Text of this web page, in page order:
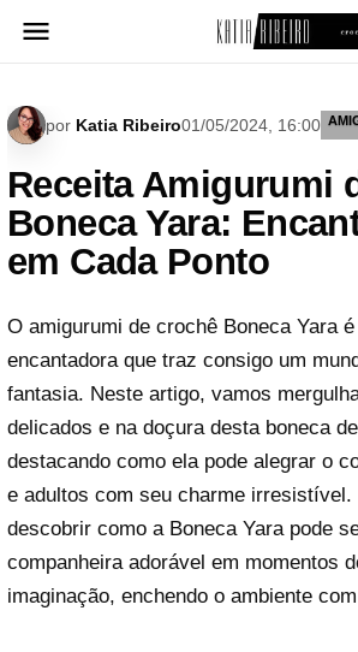
para
por Katia Ribeiro01/05/2024, 16:00
Receita Amigurumi
Boneca Yara:
em Cada Ponto
O amigurumi de crochê Boneca Yara
encantadora que traz consigo um
fantasia. Neste artigo, vamos
delicados e na doçura desta boneca
destacando como ela pode alegrar o
e adultos com seu charme irresistível.
descobrir como a Boneca Yara pode
companheira adorável em momentos
imaginação, enchendo o ambiente